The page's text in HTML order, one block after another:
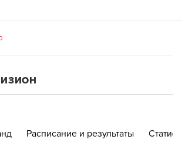
Расписание и результаты